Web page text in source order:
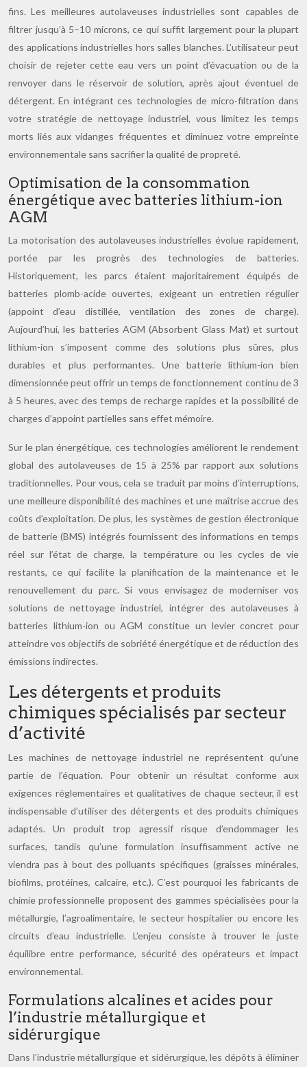
fins. Les meilleures autolaveuses industrielles sont capables de
filtrer jusqu’à 5–10 microns, ce qui suffit largement pour la plupart
des applications industrielles hors salles blanches. L’utilisateur peut
choisir de rejeter cette eau vers un point d’évacuation ou de la
renvoyer dans le réservoir de solution, après ajout éventuel de
détergent. En intégrant ces technologies de micro-filtration dans
votre stratégie de nettoyage industriel, vous limitez les temps
morts liés aux vidanges fréquentes et diminuez votre empreinte
environnementale sans sacrifier la qualité de propreté.
Optimisation de la consommation
énergétique avec batteries lithium-ion
AGM
La motorisation des autolaveuses industrielles évolue rapidement,
portée par les progrès des technologies de batteries.
Historiquement, les parcs étaient majoritairement équipés de
batteries plomb-acide ouvertes, exigeant un entretien régulier
(appoint d’eau distillée, ventilation des zones de charge).
Aujourd’hui, les batteries AGM (Absorbent Glass Mat) et surtout
lithium-ion s’imposent comme des solutions plus sûres, plus
durables et plus performantes. Une batterie lithium-ion bien
dimensionnée peut offrir un temps de fonctionnement continu de 3
à 5 heures, avec des temps de recharge rapides et la possibilité de
charges d’appoint partielles sans effet mémoire.
Sur le plan énergétique, ces technologies améliorent le rendement
global des autolaveuses de 15 à 25% par rapport aux solutions
traditionnelles. Pour vous, cela se traduit par moins d’interruptions,
une meilleure disponibilité des machines et une maîtrise accrue des
coûts d’exploitation. De plus, les systèmes de gestion électronique
de batterie (BMS) intégrés fournissent des informations en temps
réel sur l’état de charge, la température ou les cycles de vie
restants, ce qui facilite la planification de la maintenance et le
renouvellement du parc. Si vous envisagez de moderniser vos
solutions de nettoyage industriel, intégrer des autolaveuses à
batteries lithium-ion ou AGM constitue un levier concret pour
atteindre vos objectifs de sobriété énergétique et de réduction des
émissions indirectes.
Les détergents et produits
chimiques spécialisés par secteur
d’activité
Les machines de nettoyage industriel ne représentent qu’une
partie de l’équation. Pour obtenir un résultat conforme aux
exigences réglementaires et qualitatives de chaque secteur, il est
indispensable d’utiliser des détergents et des produits chimiques
adaptés. Un produit trop agressif risque d’endommager les
surfaces, tandis qu’une formulation insuffisamment active ne
viendra pas à bout des polluants spécifiques (graisses minérales,
biofilms, protéines, calcaire, etc.). C’est pourquoi les fabricants de
chimie professionnelle proposent des gammes spécialisées pour la
métallurgie, l’agroalimentaire, le secteur hospitalier ou encore les
circuits d’eau industrielle. L’enjeu consiste à trouver le juste
équilibre entre performance, sécurité des opérateurs et impact
environnemental.
Formulations alcalines et acides pour
l’industrie métallurgique et
sidérurgique
Dans l’industrie métallurgique et sidérurgique, les dépôts à éliminer